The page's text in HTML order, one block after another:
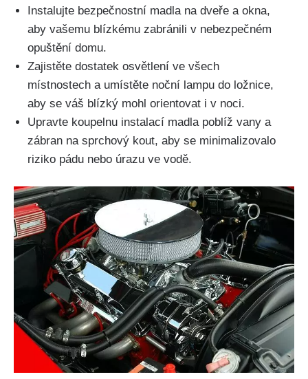
Instalujte bezpečnostní madla na dveře a okna,
aby vašemu blízkému zabránili v nebezpečném
opuštění domu.
Zajistěte dostatek osvětlení ve všech
místnostech a umístěte noční lampu do ložnice,
aby se váš blízký mohl orientovat i v noci.
Upravte koupelnu instalací madla poblíž vany a
zábran na sprchový kout, aby se minimalizovalo
riziko pádu nebo úrazu ve vodě.